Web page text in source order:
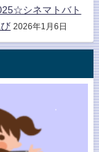
シネマトバト
2026年1月6日